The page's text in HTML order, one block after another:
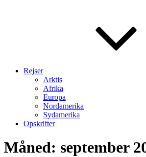
Rejser
Arktis
Afrika
Europa
Nordamerika
Sydamerika
Opskrifter
Måned: september